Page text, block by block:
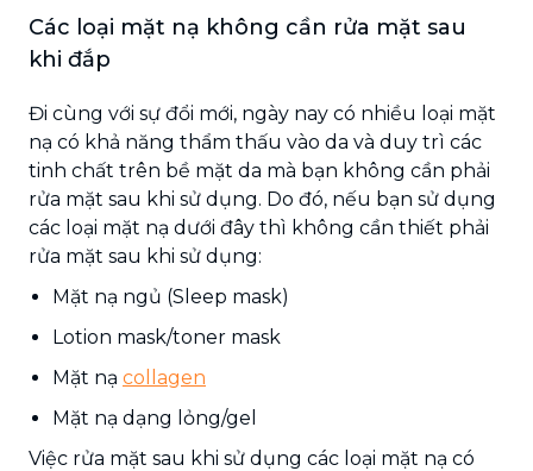
Các loại mặt nạ không cần rửa mặt sau
khi đắp
Đi cùng với sự đổi mới, ngày nay có nhiều loại mặt
nạ có khả năng thẩm thấu vào da và duy trì các
tinh chất trên bề mặt da mà bạn không cần phải
rửa mặt sau khi sử dụng. Do đó, nếu bạn sử dụng
các loại mặt nạ dưới đây thì không cần thiết phải
rửa mặt sau khi sử dụng:
Mặt nạ ngủ (Sleep mask)
Lotion mask/toner mask
Mặt nạ collagen
Mặt nạ dạng lỏng/gel
Việc rửa mặt sau khi sử dụng các loại mặt nạ có